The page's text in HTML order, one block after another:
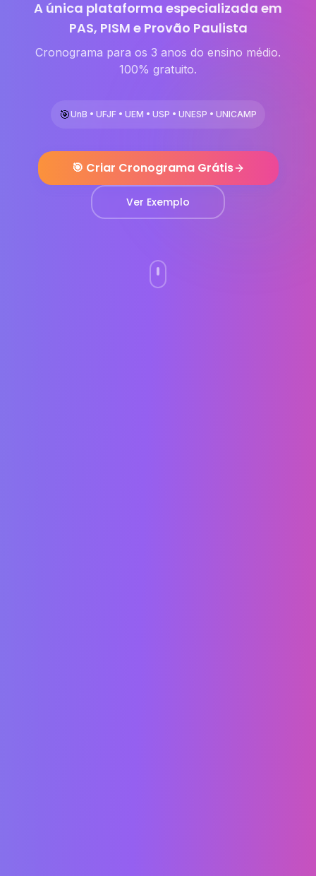
A única plataforma especializada em
PAS, PISM e Provão Paulista
Cronograma para os 3 anos do ensino médio.
100% gratuito.
🎯UnB • UFJF • UEM • USP • UNESP • UNICAMP
🎯 Criar Cronograma Grátis
Ver Exemplo